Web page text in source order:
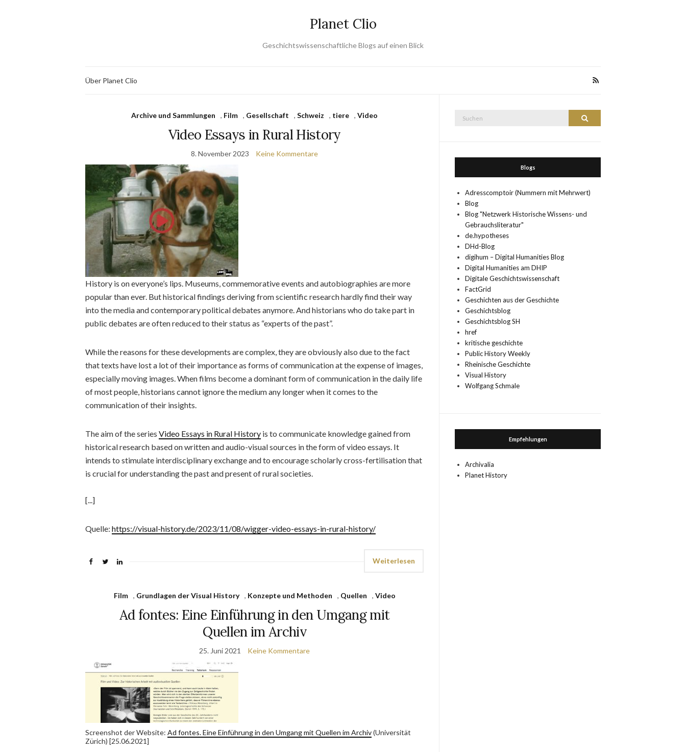
Planet Clio
Geschichtswissenschaftliche Blogs auf einen Blick
Über Planet Clio
Archive und Sammlungen , Film , Gesellschaft ,Schweiz , tiere ,Video
Video Essays in Rural History
8. November 2023 Keine Kommentare
History is on everyone’s lips. Museums, commemorative events and autobiographies are more
popular than ever. But historical findings deriving from scientific research hardly find their way
into the media and contemporary political debates anymore. And historians who do take part in
public debates are often reduced to their status as “experts of the past”.
While the reasons for these developments are complex, they are obviously also due to the fact
that texts have lost a lot of their importance as forms of communication at the expense of images,
especially moving images. When films become a dominant form of communication in the daily life
of most people, historians cannot ignore the medium any longer when it comes to the
communication of their insights.
The aim of the series Video Essays in Rural History is to communicate knowledge gained from
historical research based on written and audio-visual sources in the form of video essays. It
intends to stimulate interdisciplinary exchange and to encourage scholarly cross-fertilisation that
is crucial for understanding the past and present of rural societies.
[...]
Quelle: https://visual-history.de/2023/11/08/wigger-video-essays-in-rural-history/
Weiterlesen
Film , Grundlagen der Visual History , Konzepte und Methoden , Quellen , Video
Ad fontes: Eine Einführung in den Umgang mit
Quellen im Archiv
25. Juni 2021 Keine Kommentare
Screenshot der Website: Ad fontes. Eine Einführung in den Umgang mit Quellen im Archiv(Universität
Zürich) [25.06.2021]
Suchen
Blogs
Adresscomptoir (Nummern mit Mehrwert)
Blog
Blog "Netzwerk Historische Wissens- und
Gebrauchsliteratur"
de.hypotheses
DHd-Blog
digihum – Digital Humanities Blog
Digital Humanities am DHIP
Digitale Geschichtswissenschaft
FactGrid
Geschichten aus der Geschichte
Geschichtsblog
Geschichtsblog SH
href
kritische geschichte
Public History Weekly
Rheinische Geschichte
Visual History
Wolfgang Schmale
Empfehlungen
Archivalia
Planet History